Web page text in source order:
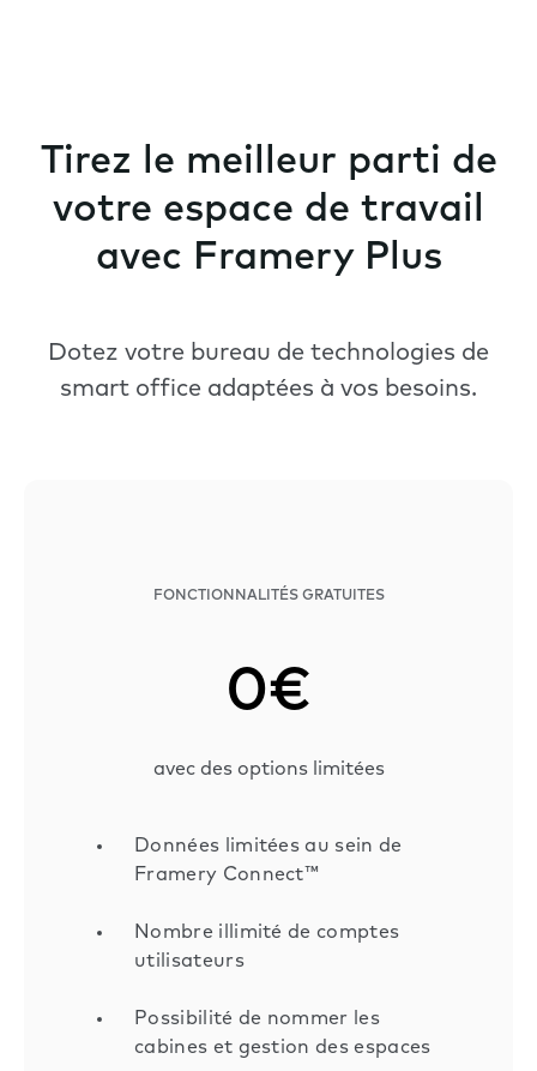
Tirez le meilleur parti de
votre espace de travail
avec Framery Plus
Dotez votre bureau de technologies de
smart office adaptées à vos besoins.
FONCTIONNALITÉS GRATUITES
0€
avec des options limitées
Données limitées au sein de
Framery Connect™
Nombre illimité de comptes
utilisateurs
Possibilité de nommer les
cabines et gestion des espaces